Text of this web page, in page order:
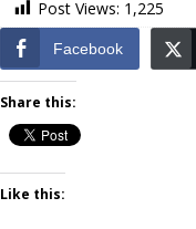
Post Views: 1,225
Facebook
Share this:
Like this: